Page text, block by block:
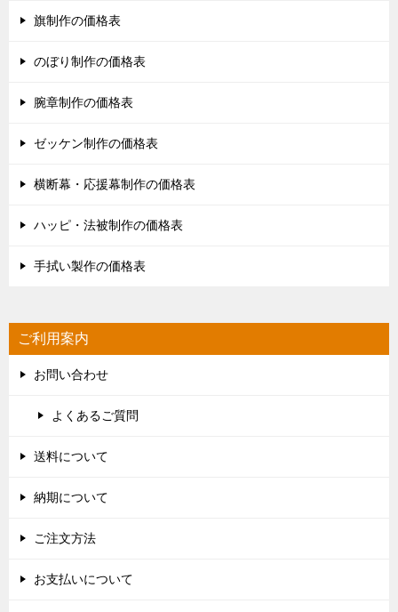
旗制作の価格表
のぼり制作の価格表
腕章制作の価格表
ゼッケン制作の価格表
横断幕・応援幕制作の価格表
ハッピ・法被制作の価格表
手拭い製作の価格表
ご利用案内
お問い合わせ
よくあるご質問
送料について
納期について
ご注文方法
お支払いについて